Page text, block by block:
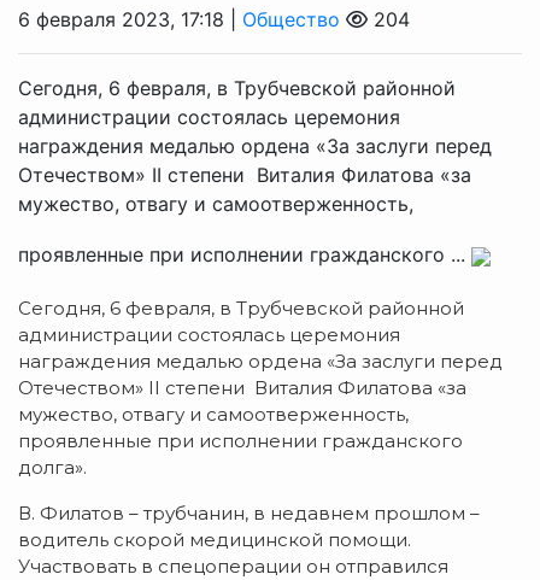
6 февраля 2023, 17:18 | Общество 204
Сегодня, 6 февраля, в Трубчевской районной
администрации состоялась церемония
награждения медалью ордена «За заслуги перед
Отечеством» II степени Виталия Филатова «за
мужество, отвагу и самоотверженность,
проявленные при исполнении гражданского ...
Сегодня, 6 февраля, в Трубчевской районной
администрации состоялась церемония
награждения медалью ордена «За заслуги перед
Отечеством» II степени Виталия Филатова «за
мужество, отвагу и самоотверженность,
проявленные при исполнении гражданского
долга».
В. Филатов – трубчанин, в недавнем прошлом –
водитель скорой медицинской помощи.
Участвовать в спецоперации он отправился